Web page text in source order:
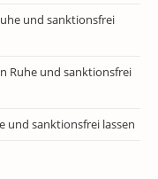
und sanktionsfrei
Ruhe und sanktionsfrei
und sanktionsfrei lassen